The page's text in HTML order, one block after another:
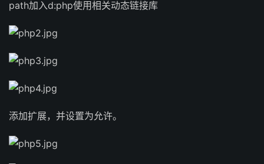
path加入d:php使用相关动态链接库
添加扩展，并设置为允许。